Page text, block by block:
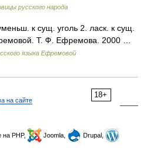
русского народа
к сущ. уголь 2. ласк. к сущ.
Т. Ф. Ефремова. 2000 …
языка Ефремовой
18+
на сайте
на PHP, Joomla,
Drupal,